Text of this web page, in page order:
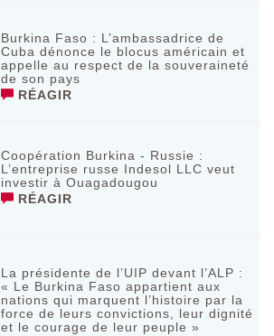
Burkina Faso : L’ambassadrice de
Cuba dénonce le blocus américain et
appelle au respect de la souveraineté
de son pays
RÉAGIR
Coopération Burkina - Russie :
L’entreprise russe Indesol LLC veut
investir à Ouagadougou
RÉAGIR
La présidente de l’UIP devant l’ALP :
« Le Burkina Faso appartient aux
nations qui marquent l’histoire par la
force de leurs convictions, leur dignité
et le courage de leur peuple »